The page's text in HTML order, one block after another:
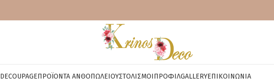
DECOUPAGEΠΡΟΪΌΝΤΑ ΑΝΘΟΠΩΛΕΊΟΥΣΤΟΛΙΣΜΟΊΠΡΟΦΊΛGALLERYΕΠΙΚΟΙΝΩΝΊΑ